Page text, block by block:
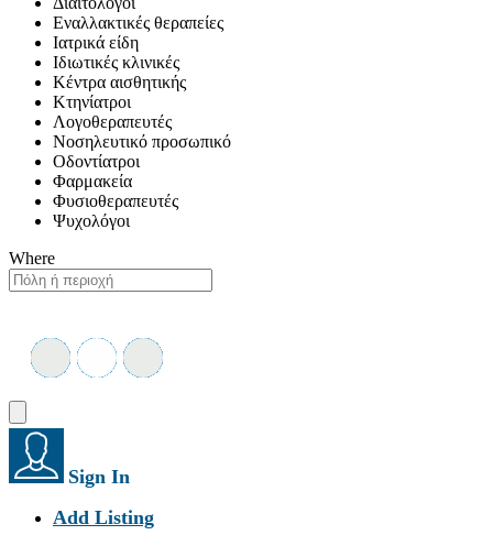
Εναλλακτικές θεραπείες
Ιατρικά είδη
Ιδιωτικές κλινικές
Κέντρα αισθητικής
Κτηνίατροι
Λογοθεραπευτές
Νοσηλευτικό προσωπικό
Οδοντίατροι
Φαρμακεία
Φυσιοθεραπευτές
Ψυχολόγοι
Where
Sign In
Add Listing